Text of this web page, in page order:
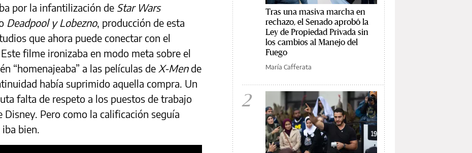
por la infantilización de Star Wars
Deadpool y Lobezno, producción de esta
que ahora puede conectar con el
filme ironizaba en modo meta sobre el
“homenajeaba” a las películas de X-Mende
había suprimido aquella compra. Un
falta de respeto a los puestos de trabajo
Pero como la calificación seguía
bien.
Tras una masiva marcha en
rechazo, el Senado aprobó la
Ley de Propiedad Privada sin
los cambios al Manejo del
Fuego
María Cafferata
2